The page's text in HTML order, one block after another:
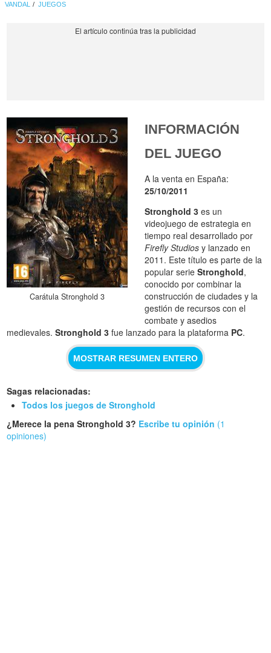
VANDAL JUEGOS
Carátula Stronghold 3
INFORMACIÓN
DEL JUEGO
A la venta en España:
25/10/2011
Stronghold 3 es un
videojuego de estrategia en
tiempo real desarrollado por
Firefly Studios y lanzado en
2011. Este título es parte de la
popular serieStronghold,
conocido por combinar la
construcción de ciudades y la
gestión de recursos con el
combate y asedios
medievales.Stronghold 3 fue lanzado para la plataforma PC.
MOSTRAR RESUMEN ENTERO
Sagas relacionadas:
Todos los juegos de Stronghold
¿Merece la pena Stronghold 3? Escribe tu opinión (1
opiniones)